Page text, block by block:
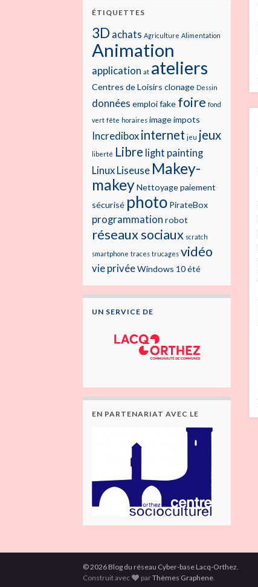
ÉTIQUETTES
3D achats Agriculture Alimentation
Animation
application at ateliers
Centres de Loisirs clonage Dessin
données emploifake foire fond
vert fête horaires imageimpots
Incredibox internet jeu jeux
liberté Libre light painting
Linux Liseuse Makey-
makeyNettoyagepaiement
sécurisé photo PirateBox
programmation robot
réseaux sociaux scratch
smartphone traces trucages vidéo
vie privéeWindows 10été
UN SERVICE DE
EN PARTENARIAT AVEC LE
© 2026 Blog du réseau Cyber-base Lacq-Orthez.
Construit avec
parThèmes Graphene